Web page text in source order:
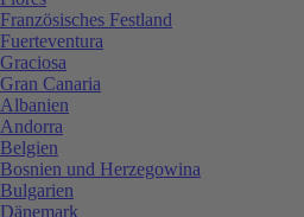
Französisches Festland
Fuerteventura
Graciosa
Gran Canaria
Albanien
Andorra
Belgien
Bosnien und Herzegowina
Bulgarien
Dänemark